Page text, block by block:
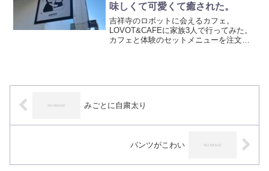
味しくて可愛くて癒された。
吉祥寺のロボットに会えるカフェ。
LOVOT&CAFEに家族3人で行ってみた。
カフェと体験のセットメニューを注文す
たのしい吉祥寺の新しいスポット。
みごとに自粛太り
パンツがこわい